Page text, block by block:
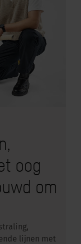
oog
om
lijnen met